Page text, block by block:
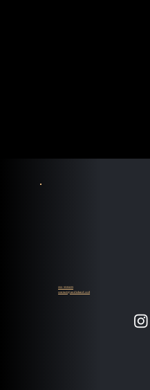
055-9935839
contact@audioland.co.il